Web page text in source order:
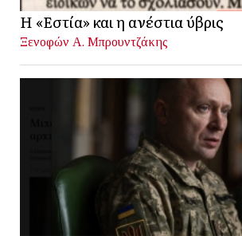
Η «Εστία» και η ανέστια ύβρις
Ξενοφών Α. Μπρουντζάκης